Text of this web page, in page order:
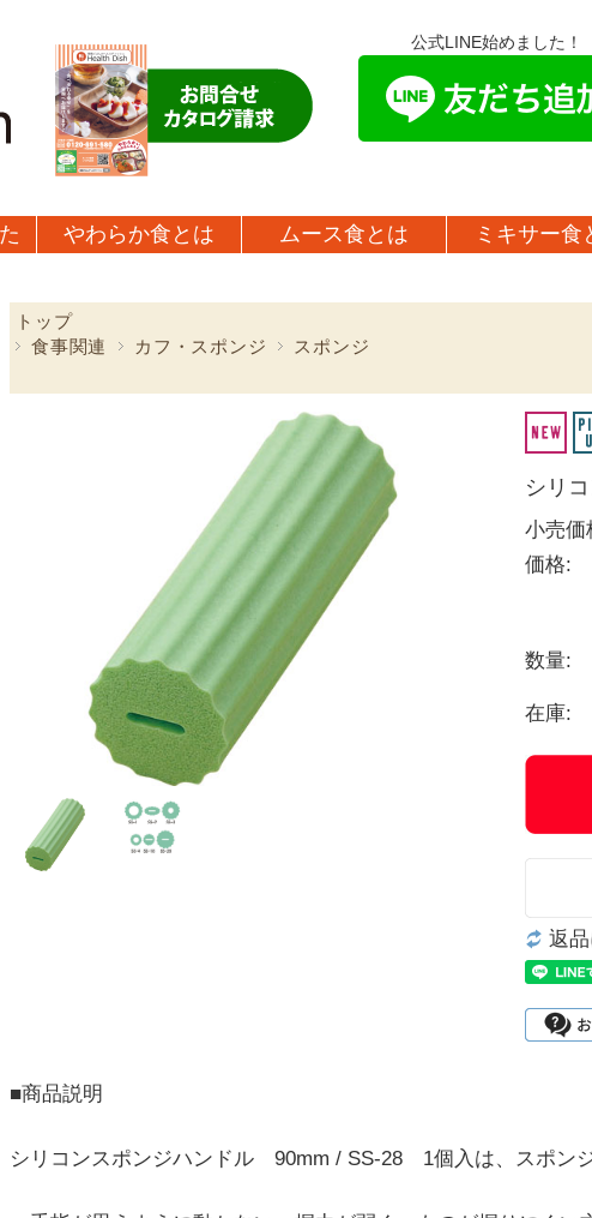
公式LINE始めました！
やわらか食とは ムース食とは ミキサー食
トップ
食事関連
カフ・スポンジ スポンジ
シリ
小売価
価格:
数量:
在庫:
返
■商品説明
シリコンスポンジハンドル 90mm / SS-28 1個入は、スポン